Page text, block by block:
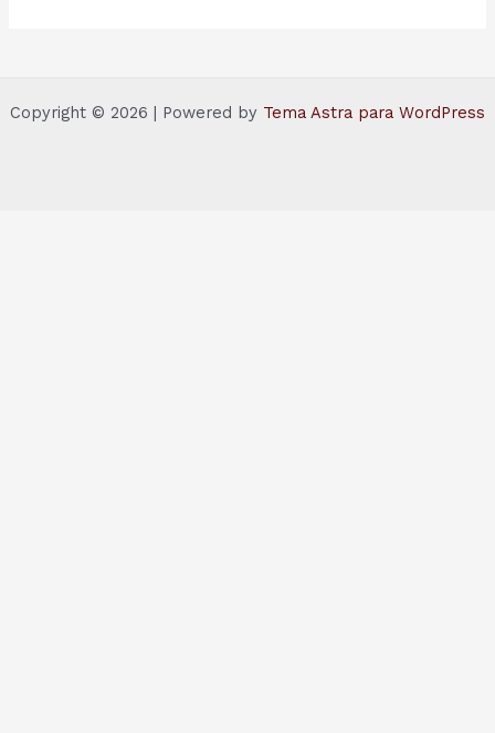
Copyright © 2026 | Powered by Tema Astra para WordPress